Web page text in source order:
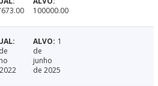
100000.00
1
de
junho
de 2025